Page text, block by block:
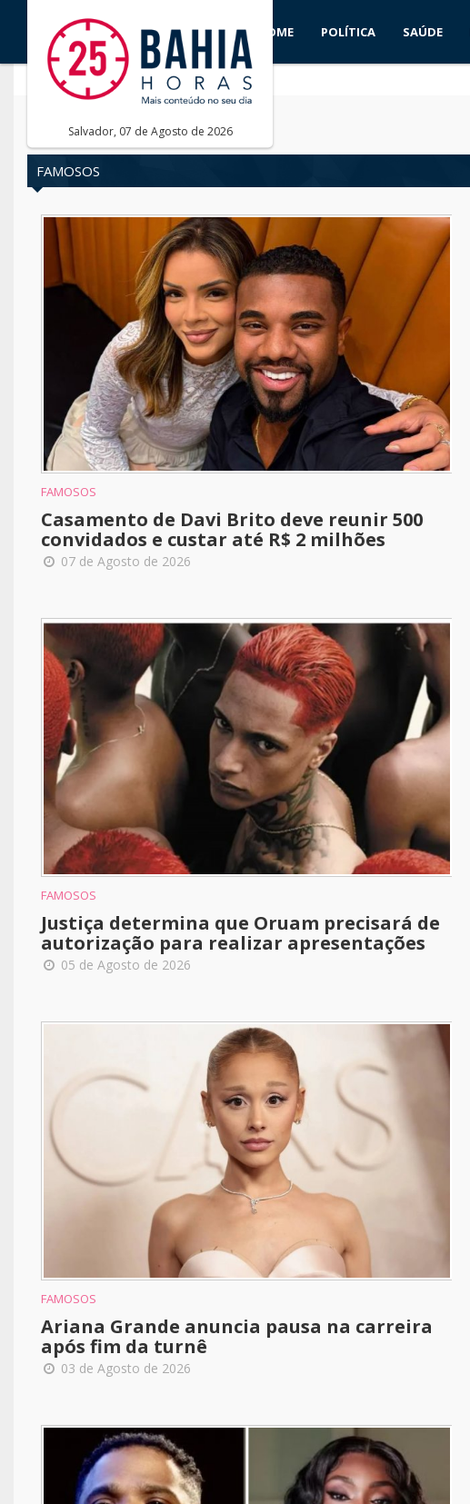
HOME POLÍTICA SAÚDE
Salvador, 07 de Agosto de 2026
FAMOSOS
FAMOSOS
Casamento de Davi Brito deve reunir 500
convidados e custar até R$ 2 milhões
07 de Agosto de 2026
FAMOSOS
Justiça determina que Oruam precisará de
autorização para realizar apresentações
05 de Agosto de 2026
FAMOSOS
Ariana Grande anuncia pausa na carreira
após fim da turnê
03 de Agosto de 2026